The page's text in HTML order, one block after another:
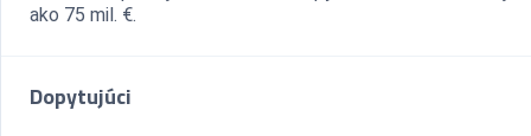
ako 75 mil. €.
Dopytujúci